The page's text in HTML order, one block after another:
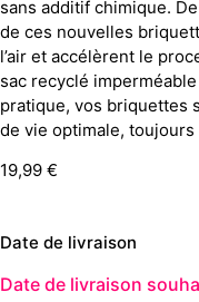
sans additif chimique.
de ces nouvelles
l’air et accélèrent le
sac recyclé
pratique, vos briquettes
de vie optimale,
19,99 €
Date de livraison
Date de livraison